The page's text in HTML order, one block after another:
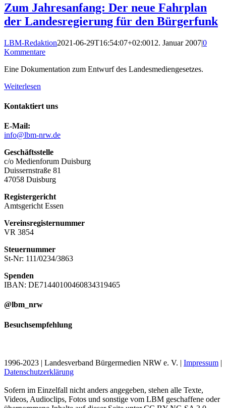
Zum Jahresanfang: Der neue Fahrplan
der Landesregierung für den Bürgerfunk
LBM-Redaktion2021-06-29T16:54:07+02:0012. Januar 2007|0
Kommentare
Eine Dokumentation zum Entwurf des Landesmediengesetzes.
Weiterlesen
Kontaktiert uns
E-Mail:
info@lbm-nrw.de
Geschäftsstelle
c/o Medienforum Duisburg
Duissernstraße 81
47058 Duisburg
Registergericht
Amtsgericht Essen
Vereinsregisternummer
VR 3854
Steuernummer
St-Nr: 111/0234/3863
Spenden
IBAN: DE71440100460834319465
@lbm_nrw
Besuchsempfehlung
1996-2023 | Landesverband Bürgermedien NRW e. V. | Impressum |
Datenschutzerklärung
Sofern im Einzelfall nicht anders angegeben, stehen alle Texte,
Videos, Audioclips, Fotos und sonstige vom LBM geschaffene oder